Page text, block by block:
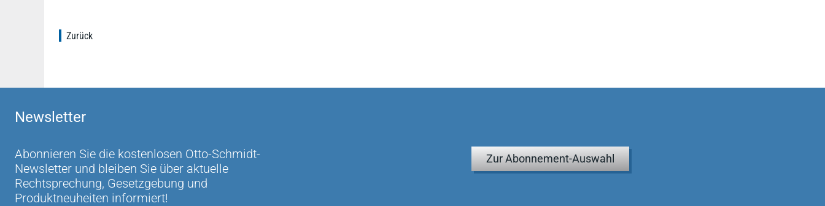
Zurück
Newsletter
Abonnieren Sie die kostenlosen Otto-Schmidt-
Newsletter und bleiben Sie über aktuelle
Rechtsprechung, Gesetzgebung und
Produktneuheiten informiert!
Zur Abonnement-Auswahl